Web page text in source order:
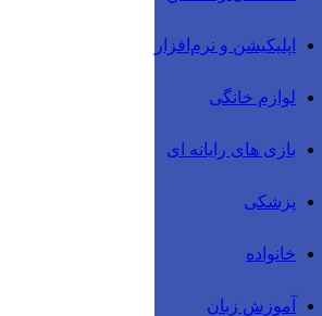
اپلیکیشن و نرم‌افزار
لوازم خانگی
بازی های رایانه ای
پزشکی
خانواده
آموزش زبان